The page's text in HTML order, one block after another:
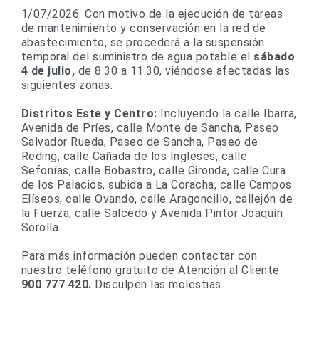
1/07/2026. Con motivo de la ejecución de tareas
de mantenimiento y conservación en la red de
abastecimiento, se procederá a la suspensión
temporal del suministro de agua potable el sábado
4 de julio, de 8:30 a 11:30, viéndose afectadas las
siguientes zonas:
Distritos Este y Centro: Incluyendo la calle Ibarra,
Avenida de Príes, calle Monte de Sancha, Paseo
Salvador Rueda, Paseo de Sancha, Paseo de
Reding, calle Cañada de los Ingleses, calle
Sefonías, calle Bobastro, calle Gironda, calle Cura
de los Palacios, subida a La Coracha, calle Campos
Elíseos, calle Ovando, calle Aragoncillo, callejón de
la Fuerza, calle Salcedo y Avenida Pintor Joaquín
Sorolla.
Para más información pueden contactar con
nuestro teléfono gratuito de Atención al Cliente
900 777 420. Disculpen las molestias.